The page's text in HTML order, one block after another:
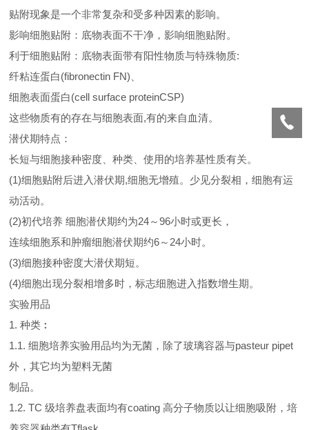
贴附现象是一个非常复杂和受多种因素的影响。
影响细胞贴附：底物表面不干净，影响细胞贴附。
利于细胞贴附：底物表面带有阳性物质与特殊物质:
纤粘连蛋白(fibronectin FN)、
细胞表面蛋白(cell surface proteinCSP)
这些物质有的存在与细胞表面,有的来自血清。
潜伏期特点：
长短与细胞接种密度、种类、使用的培养基性质有关。
(1)细胞贴附后进入潜伏期,细胞无增殖。少见分裂相，细胞有运
动活动。
(2)初代培养 细胞潜伏期约为24～96小时或更长，
连续细胞系和肿瘤细胞潜伏期约6～24小时。
(3)细胞接种密度大潜伏期短。
(4)细胞出现分裂相增多时，标志细胞进入指数增生期。
实验用品
1. 种类︰
1.1. 细胞培养实验用品均为无菌，除了玻璃容器与pasteur pipet
外，其它均为塑料无菌
制品。
1.2. TC 级培养盘表面均有coating 高分子物质以让细胞吸附，培